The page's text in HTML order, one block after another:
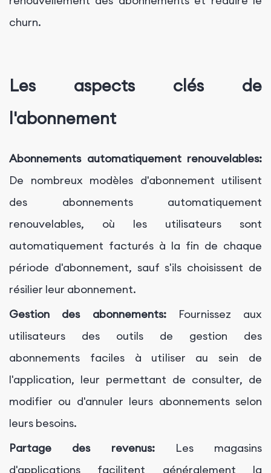
churn.
Les aspects clés de
l'abonnement
Abonnements automatiquement renouvelables:
De nombreux modèles d'abonnement utilisent
des abonnements automatiquement
renouvelables, où les utilisateurs sont
automatiquement facturés à la fin de chaque
période d'abonnement, sauf s'ils choisissent de
résilier leur abonnement.
Gestion des abonnements:Fournissez aux
utilisateurs des outils de gestion des
abonnements faciles à utiliser au sein de
l'application, leur permettant de consulter, de
modifier ou d'annuler leurs abonnements selon
leurs besoins.
Partage des revenus:Les magasins
d'applications facilitent généralement la